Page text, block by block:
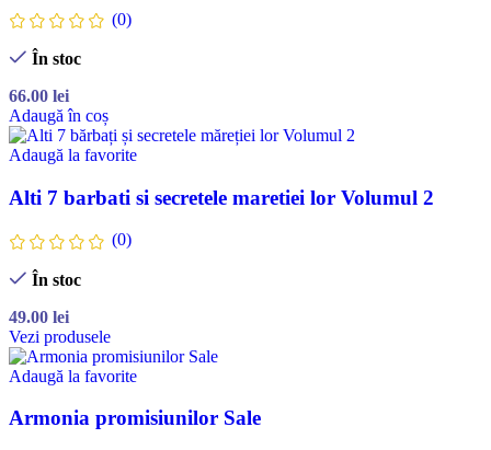
(0)
În stoc
66.00 lei
Adaugă în coș
Adaugă la favorite
Alti 7 barbati si secretele maretiei lor Volumul 2
(0)
În stoc
49.00 lei
Vezi produsele
Adaugă la favorite
Armonia promisiunilor Sale